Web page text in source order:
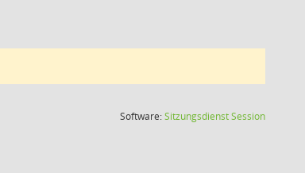
Software:SitzungsdienstSession(Wird in